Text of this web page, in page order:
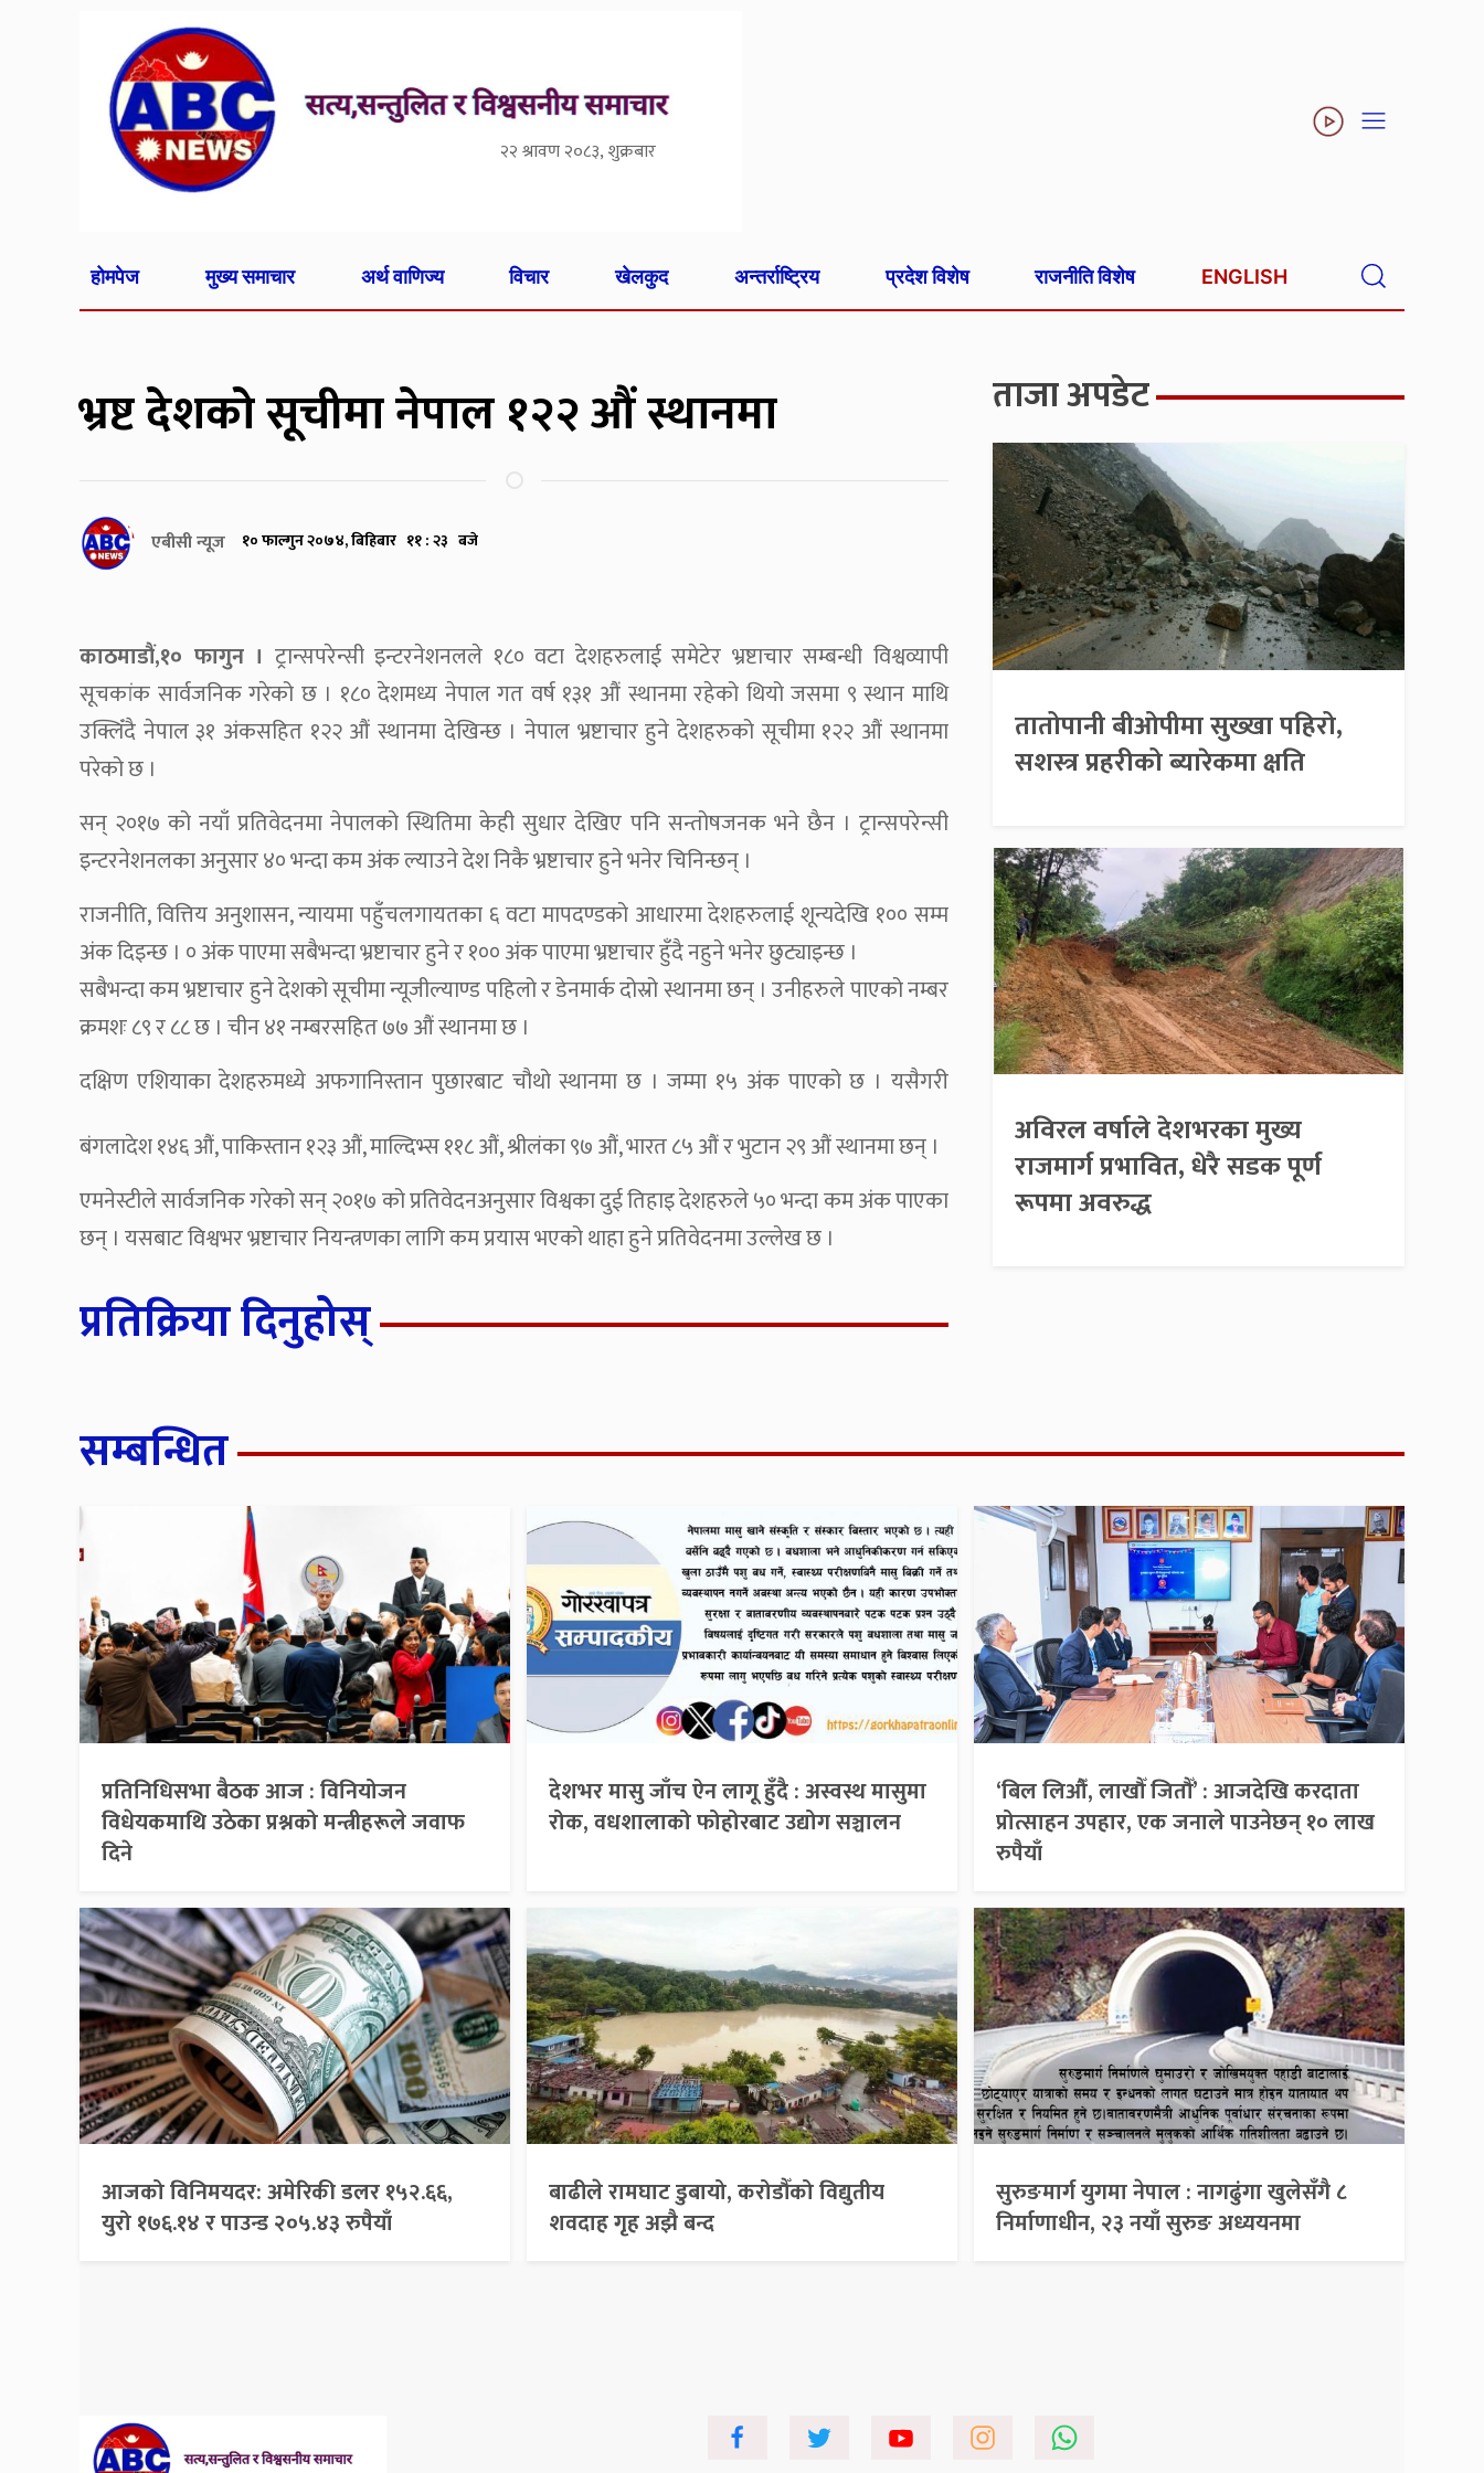
२२ श्रावण २०८३, शुक्रबार
होमपेज मुख्य समाचार अर्थ वाणिज्य विचार खेलकुद अन्तर्राष्ट्रिय प्रदेश विशेष राजनीति विशेष ENGLISH
भ्रष्ट देशको सूचीमा नेपाल १२२ औं स्थानमा
एबीसी न्यूज १० फाल्गुन २०७४, बिहिबार ११ : २३ बजे
काठमाडौं,१० फागुन । ट्रान्सपरेन्सी इन्टरनेशनलले १८० वटा देशहरुलाई समेटेर भ्रष्टाचार सम्बन्धी विश्वव्यापी
सूचकांक सार्वजनिक गरेको छ । १८० देशमध्य नेपाल गत वर्ष १३१ औं स्थानमा रहेको थियो जसमा ९ स्थान माथि
उक्लिँदै नेपाल ३१ अंकसहित १२२ औं स्थानमा देखिन्छ । नेपाल भ्रष्टाचार हुने देशहरुको सूचीमा १२२ औं स्थानमा
परेको छ ।
सन् २०१७ को नयाँ प्रतिवेदनमा नेपालको स्थितिमा केही सुधार देखिए पनि सन्तोषजनक भने छैन । ट्रान्सपरेन्सी
इन्टरनेशनलका अनुसार ४० भन्दा कम अंक ल्याउने देश निकै भ्रष्टाचार हुने भनेर चिनिन्छन् ।
राजनीति, वित्तिय अनुशासन, न्यायमा पहुँचलगायतका ६ वटा मापदण्डको आधारमा देशहरुलाई शून्यदेखि १०० सम्म
अंक दिइन्छ । ० अंक पाएमा सबैभन्दा भ्रष्टाचार हुने र १०० अंक पाएमा भ्रष्टाचार हुँदै नहुने भनेर छुट्याइन्छ ।
सबैभन्दा कम भ्रष्टाचार हुने देशको सूचीमा न्यूजील्याण्ड पहिलो र डेनमार्क दोस्रो स्थानमा छन् । उनीहरुले पाएको नम्बर
क्रमशः ८९ र ८८ छ । चीन ४१ नम्बरसहित ७७ औं स्थानमा छ ।
दक्षिण एशियाका देशहरुमध्ये अफगानिस्तान पुछारबाट चौथो स्थानमा छ । जम्मा १५ अंक पाएकोछ । यसैगरी
बंगलादेश १४६ औं, पाकिस्तान १२३ औं, माल्दिभ्स ११८ औं, श्रीलंका ९७ औं, भारत ८५ औं र भुटान २९ औं स्थानमा छन् ।
एमनेस्टीले सार्वजनिक गरेको सन् २०१७ को प्रतिवेदनअनुसार विश्वका दुई तिहाइ देशहरुले ५० भन्दा कम अंक पाएका
छन् । यसबाट विश्वभर भ्रष्टाचार नियन्त्रणका लागि कम प्रयास भएको थाहा हुने प्रतिवेदनमा उल्लेख छ ।
प्रतिक्रिया दिनुहोस्
ताजा अपडेट
तातोपानी बीओपीमा सुख्खा पहिरो,
सशस्त्र प्रहरीको ब्यारेकमा क्षति
अविरल वर्षाले देशभरका मुख्य
राजमार्ग प्रभावित, धेरै सडक पूर्ण
रूपमा अवरुद्ध
सम्बन्धित
प्रतिनिधिसभा बैठक आज : विनियोजन
विधेयकमाथि उठेका प्रश्नको मन्त्रीहरूले जवाफ
दिने
देशभर मासु जाँच ऐन लागू हुँदै : अस्वस्थ मासुमा
रोक, वधशालाको फोहोरबाट उद्योग सञ्चालन
‘बिल लिऔँ, लाखौँ जितौँ’ : आजदेखि करदाता
प्रोत्साहन उपहार, एक जनाले पाउनेछन् १० लाख
रुपैयाँ
आजको विनिमयदर: अमेरिकी डलर १५२.६६,
युरो १७६.१४ र पाउन्ड २०५.४३ रुपैयाँ
बाढीले रामघाट डुबायो, करोडौँको विद्युतीय
शवदाह गृह अझै बन्द
सुरुङमार्ग युगमा नेपाल : नागढुंगा खुलेसँगै ८
निर्माणाधीन, २३ नयाँ सुरुङ अध्ययनमा